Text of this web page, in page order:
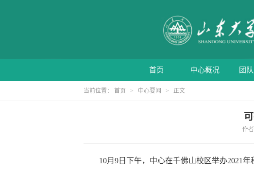
首页 中心概况 团
当前位置： 首页 > 中心要闻 > 正文
作
10月 9 日下午，中心在千佛山校区举办2021年